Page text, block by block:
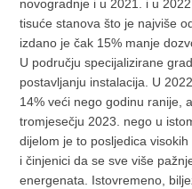
novogradnje i u 2021. i u
tisuće stanova što je najviše
izdano je čak 15% manje
U području specijalizirane
postavljanju instalacija. U
14% veći nego godinu ranije,
tromjesečju 2023. nego u
dijelom je to posljedica
i činjenici da se sve više
energenata. Istovremeno,